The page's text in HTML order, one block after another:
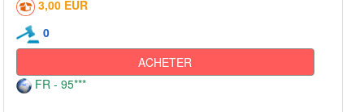
3,00 EUR
0
ACHETER
FR - 95***